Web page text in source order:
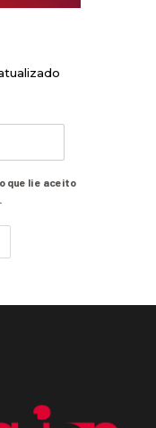
que li e aceito